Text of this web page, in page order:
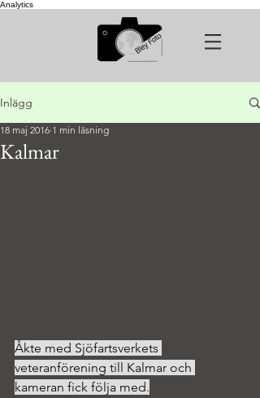
Analytics
Inlägg
Kalmar
18 maj 2016 1 min läsning
Åkte med Sjöfartsverkets
veteranförening till Kalmar och
kameran fick följa med.